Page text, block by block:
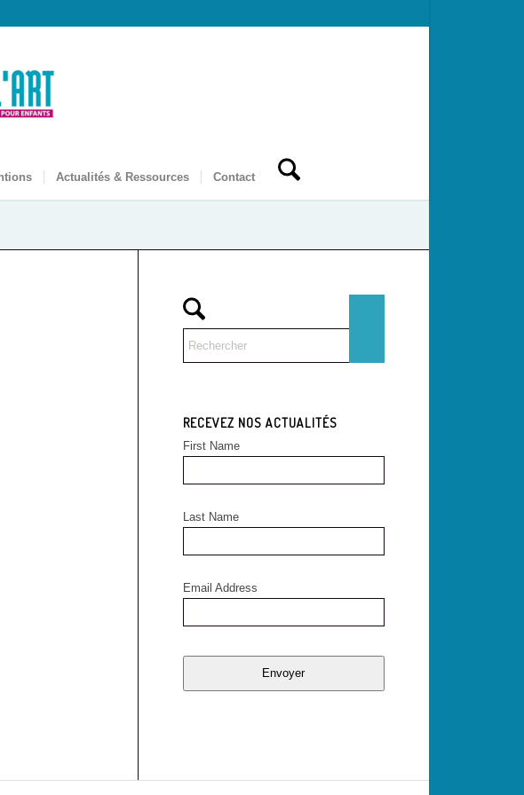
Actualités & Ressources Contact
RECEVEZ NOS ACTUALITÉS
First Name
Last Name
Email Address
Envoyer